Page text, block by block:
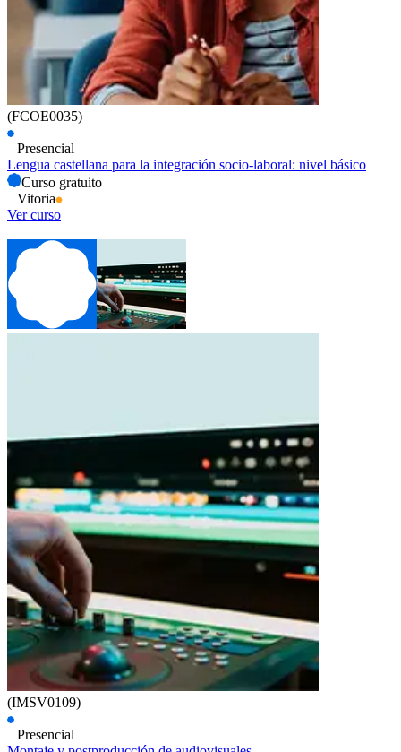
(FCOE0035)
Presencial
Lengua castellana para la integración socio-laboral: nivel básico
Curso gratuito
Vitoria
Ver curso
(IMSV0109)
Presencial